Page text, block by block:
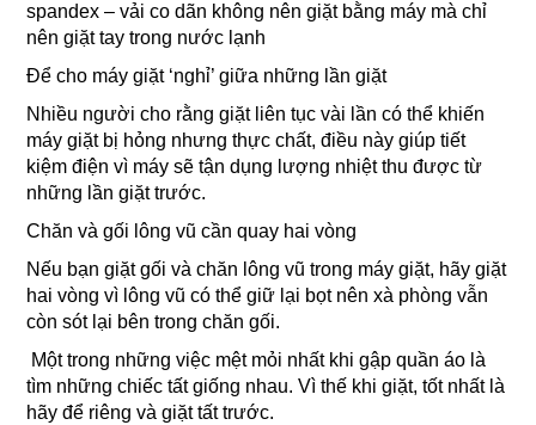
spandex – vải co dãn không nên giặt bằng máy mà chỉ
nên giặt tay trong nước lạnh
Để cho máy giặt ‘nghỉ’ giữa những lần giặt
Nhiều người cho rằng giặt liên tục vài lần có thể khiến
máy giặt bị hỏng nhưng thực chất, điều này giúp tiết
kiệm điện vì máy sẽ tận dụng lượng nhiệt thu được từ
những lần giặt trước.
Chăn và gối lông vũ cần quay hai vòng
Nếu bạn giặt gối và chăn lông vũ trong máy giặt, hãy giặt
hai vòng vì lông vũ có thể giữ lại bọt nên xà phòng vẫn
còn sót lại bên trong chăn gối.
Một trong những việc mệt mỏi nhất khi gập quần áo là
tìm những chiếc tất giống nhau. Vì thế khi giặt, tốt nhất là
hãy để riêng và giặt tất trước.